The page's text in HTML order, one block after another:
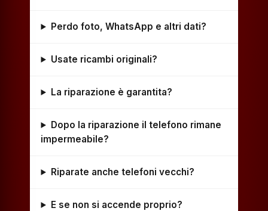
Perdo foto, WhatsApp e altri dati?
Usate ricambi originali?
La riparazione è garantita?
Dopo la riparazione il telefono rimane
impermeabile?
Riparate anche telefoni vecchi?
E se non si accende proprio?